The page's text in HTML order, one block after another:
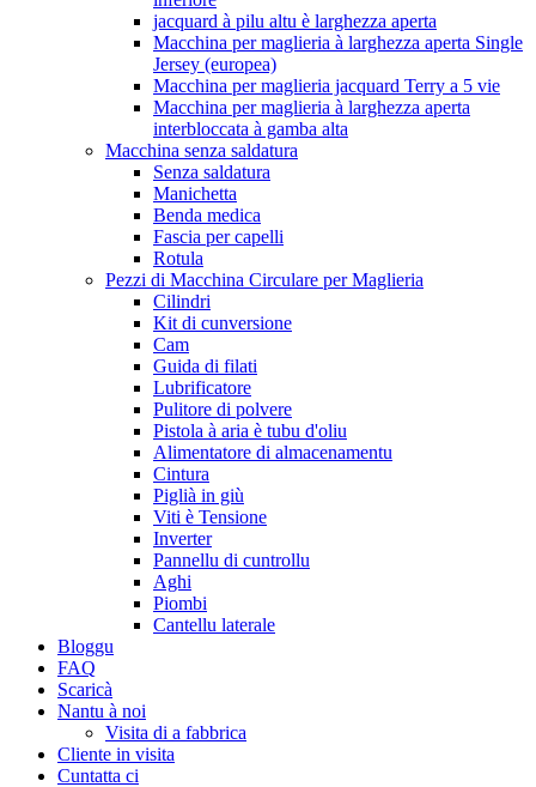
jacquard à pilu altu è larghezza aperta
Macchina per maglieria à larghezza aperta Single
Jersey (europea)
Macchina per maglieria jacquard Terry a 5 vie
Macchina per maglieria à larghezza aperta
interbloccata à gamba alta
Macchina senza saldatura
Senza saldatura
Manichetta
Benda medica
Fascia per capelli
Rotula
Pezzi di Macchina Circulare per Maglieria
Cilindri
Kit di cunversione
Cam
Guida di filati
Lubrificatore
Pulitore di polvere
Pistola à aria è tubu d'oliu
Alimentatore di almacenamentu
Cintura
Piglià in giù
Viti è Tensione
Inverter
Pannellu di cuntrollu
Aghi
Piombi
Cantellu laterale
Bloggu
FAQ
Scaricà
Nantu à noi
Visita di a fabbrica
Cliente in visita
Cuntatta ci